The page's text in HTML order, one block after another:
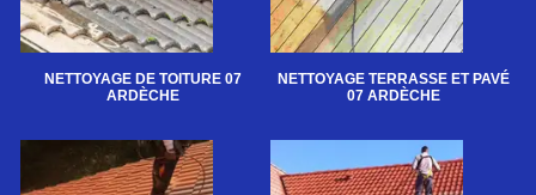
NETTOYAGE DE TOITURE 07
ARDÈCHE
NETTOYAGE TERRASSE ET PAVÉ
07 ARDÈCHE